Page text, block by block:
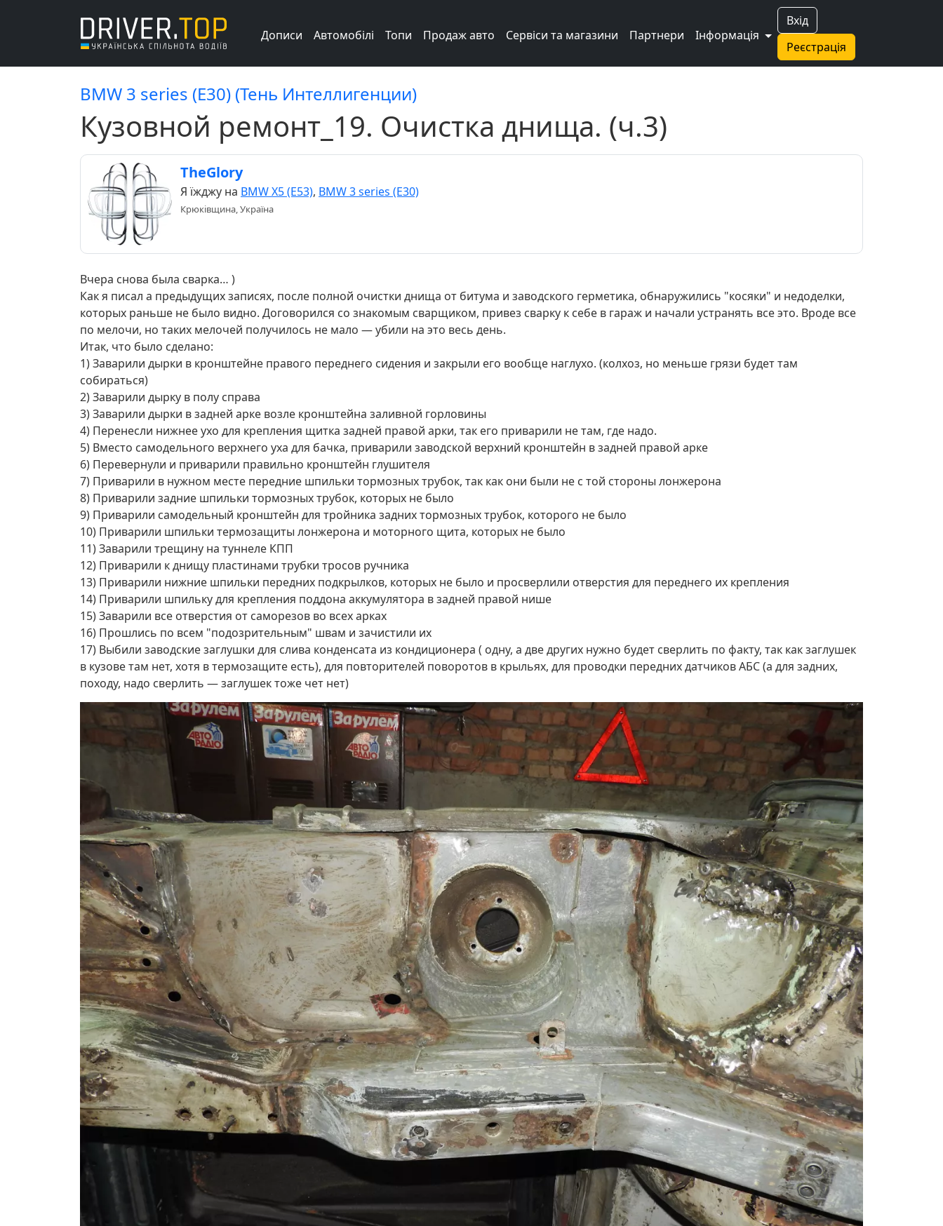
Вхід
Реєстрація
Дописи Автомобілі Топи Продаж авто Сервіси та магазини Партнери Інформація
BMW 3 series (E30) (Тень Интеллигенции)
Кузовной ремонт_19. Очистка днища. (ч.3)
TheGlory
Я їжджу на BMW X5 (E53), BMW 3 series (E30)
Крюківщина, Україна
Вчера снова была сварка… )
Как я писал а предыдущих записях, после полной очистки днища от битума и заводского герметика, обнаружились "косяки" и недоделки,
которых раньше не было видно. Договорился со знакомым сварщиком, привез сварку к себе в гараж и начали устранять все это. Вроде все
по мелочи, но таких мелочей получилось не мало — убили на это весь день.
Итак, что было сделано:
1) Заварили дырки в кронштейне правого переднего сидения и закрыли его вообще наглухо. (колхоз, но меньше грязи будет там
собираться)
2) Заварили дырку в полу справа
3) Заварили дырки в задней арке возле кронштейна заливной горловины
4) Перенесли нижнее ухо для крепления щитка задней правой арки, так его приварили не там, где надо.
5) Вместо самодельного верхнего уха для бачка, приварили заводской верхний кронштейн в задней правой арке
6) Перевернули и приварили правильно кронштейн глушителя
7) Приварили в нужном месте передние шпильки тормозных трубок, так как они были не с той стороны лонжерона
8) Приварили задние шпильки тормозных трубок, которых не было
9) Приварили самодельный кронштейн для тройника задних тормозных трубок, которого не было
10) Приварили шпильки термозащиты лонжерона и моторного щита, которых не было
11) Заварили трещину на туннеле КПП
12) Приварили к днищу пластинами трубки тросов ручника
13) Приварили нижние шпильки передних подкрылков, которых не было и просверлили отверстия для переднего их крепления
14) Приварили шпильку для крепления поддона аккумулятора в задней правой нише
15) Заварили все отверстия от саморезов во всех арках
16) Прошлись по всем "подозрительным" швам и зачистили их
17) Выбили заводские заглушки для слива конденсата из кондиционера ( одну, а две других нужно будет сверлить по факту, так как заглушек
в кузове там нет, хотя в термозащите есть), для повторителей поворотов в крыльях, для проводки передних датчиков АБС (а для задних,
походу, надо сверлить — заглушек тоже чет нет)